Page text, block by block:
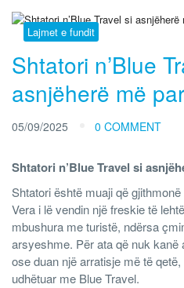
Lajmet e fundit
Shtatori n’Blue
asnjëherë më
05/09/2025 0 COMMENT
Shtatori n’Blue Travel si
Shtatori është muaji që
Vera i lë vendin një freskie të
mbushura me turistë, ndërsa
arsyeshme. Për ata që nuk kanë
ose duan një arratisje më të
udhëtuar me Blue Travel.